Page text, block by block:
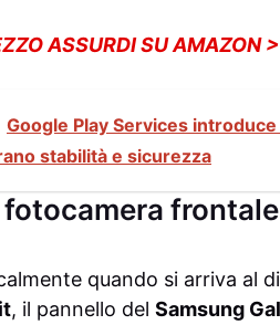
ASSURDI SU AMAZON
Google Play Services
stabilità e sicurezza
fotocamera
quando si arriva al
, il pannello del Samsung